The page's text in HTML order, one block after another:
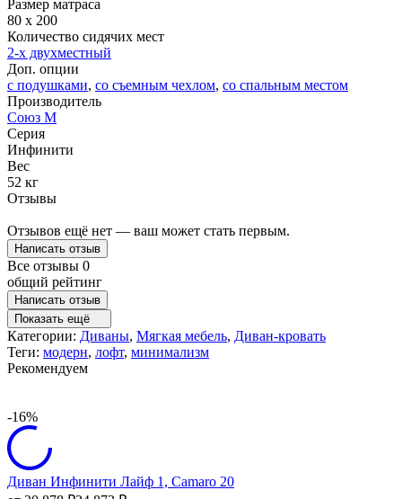
Размер матраса
80 x 200
Количество сидячих мест
2-x двухместный
Доп. опции
с подушками, со съемным чехлом, со спальным местом
Производитель
Союз М
Серия
Инфинити
Вес
52 кг
Отзывы
Отзывов ещё нет — ваш может стать первым.
Написать отзыв
Все отзывы 0
общий рейтинг
Написать отзыв
Показать ещё
Категории: Диваны, Мягкая мебель, Диван-кровать
Теги: модерн, лофт, минимализм
Рекомендуем
-16%
Диван Инфинити Лайф 1, Camaro 20